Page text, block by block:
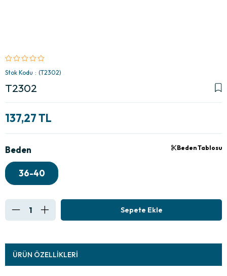
Stok Kodu (T2302)
T2302
137,27 TL
Beden
36-40
Beden Tablosu
ÜRÜN ÖZELLIKLERI